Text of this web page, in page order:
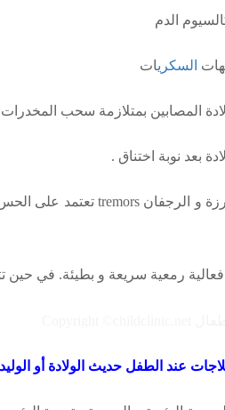
الدم
السكريات
المصابين بمتلازمة سحب
بعد نوبة اختناق .
و الرجفان tremors تعتمد على
رمعية سريعة و بطيئة. في حين
عند الطفل حديث الولادة أو